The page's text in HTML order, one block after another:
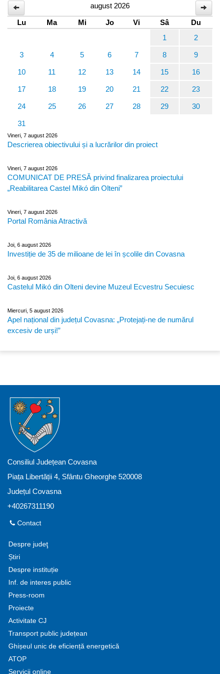
august 2026
Lu
Ma Mi Jo Vi Sâ
Du
1
2
3 4 5 6 7 8 9
10 11 12 13 14 15 16
17 18 19 20 21 22 23
24 25 26 27 28 29 30
31
Vineri, 7 august 2026
Descrierea obiectivului și a lucrărilor din proiect
Vineri, 7 august 2026
COMUNICAT DE PRESĂ privind finalizarea proiectului
„Reabilitarea Castel Mikó din Olteni”
Vineri, 7 august 2026
Portal România Atractivă
Joi, 6 august 2026
Investiție de 35 de milioane de lei în școlile din Covasna
Joi, 6 august 2026
Castelul Mikó din Olteni devine Muzeul Ecvestru Secuiesc
Miercuri, 5 august 2026
Apel național din județul Covasna: „Protejați-ne de numărul
excesiv de urși!”
Consiliul Județean Covasna
Piața Libertății 4, Sfântu Gheorghe 520008
Județul Covasna
+40267311190
Contact
Despre judeţ
Știri
Despre instituție
Inf. de interes public
Press-room
Proiecte
Activitate CJ
Transport public județean
Ghișeul unic de eficiență energetică
ATOP
Servicii online